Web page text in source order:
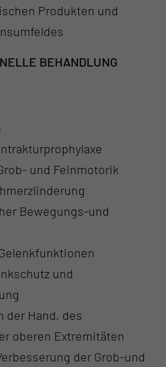
Produkten und
BEHANDLUNG
und Feinmotorik
Bewegungs-und
und
der Hand, des
oberen Extremitäten
der Grob-und